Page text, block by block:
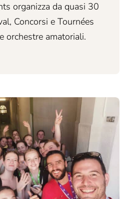
organizza da quasi 30
Concorsi e Tournées
orchestre amatoriali.